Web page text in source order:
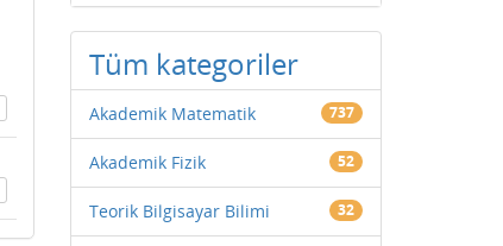
Tüm kategoriler
Akademik Matematik 737
Akademik Fizik 52
Teorik Bilgisayar Bilimi 32